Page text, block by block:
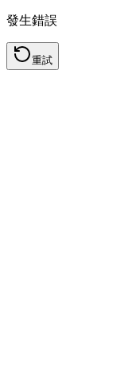
發生錯誤
重試